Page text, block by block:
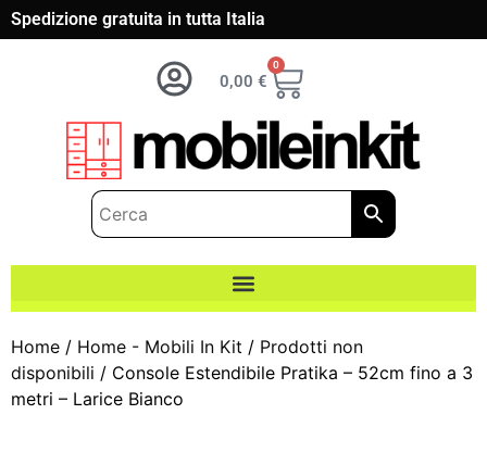
Spedizione gratuita in tutta Italia
0,00 €
0
Home / Home - Mobili In Kit / Prodotti non
disponibili / Console Estendibile Pratika – 52cm fino a 3
metri – Larice Bianco